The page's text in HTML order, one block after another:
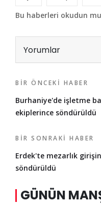
Bu haberleri okudun
Yorumlar
BIR ÖNCEKI HABER
Burhaniye'de işletme
ekiplerince söndürüldü
BIR SONRAKI HABER
Erdek'te mezarlık
söndürüldü
GÜNÜN